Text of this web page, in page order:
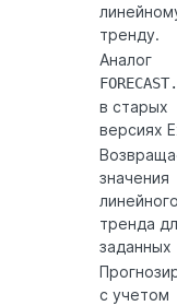
тренду.
Аналог
в старых
версиях
значения
тренда
заданных
с учетом